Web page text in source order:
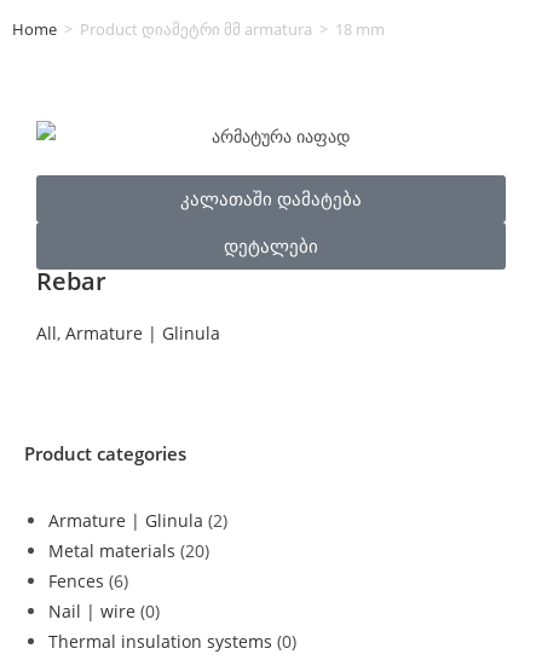
Home > Product დიამეტრი მმ armatura > 18 mm
კალათაში დამატება
დეტალები
Rebar
All, Armature | Glinula
Product categories
Armature | Glinula (2)
Metal materials (20)
Fences (6)
Nail | wire (0)
Thermal insulation systems (0)